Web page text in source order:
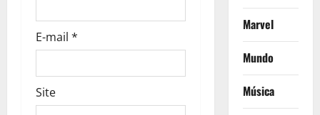
E-mail *
Site
Marvel
Mundo
Música